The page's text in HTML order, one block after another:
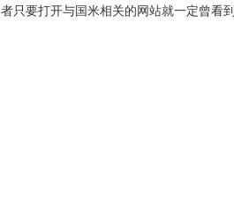
者只要打开与国米相关的网站就一定曾看